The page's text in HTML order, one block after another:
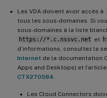
Les VDA doivent avoir accès à
tous les sous-domaines. Si
sous-domaines à la liste
https://*.c.nssvc.net et
d’informations, consultez la
Internet de la documentation
Apps and Desktops) et
CTX270584
Les Cloud Connectors